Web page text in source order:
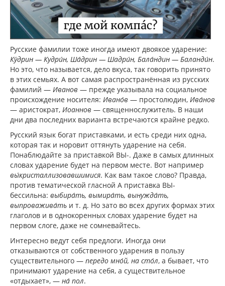
Русские фамилии тоже иногда имеют двоякое ударение:
Ку́дрин — Кудри́н, Ша́дрин — Шадри́н, Бала́ндин — Баланди́н.
Но это, что называется, дело вкуса, так говорить принято
в этих семьях. А вот самая распространённая из русских
фамилий — Иванов — прежде указывала на социальное
происхождение носителя: Ивано́в — простолюдин, Ива́нов
— аристократ, Иоаннов — священнослужитель. В наши
дни два последних варианта встречаются крайне редко.
Русский язык богат приставками, и есть среди них одна,
которая так и норовит оттянуть ударение на себя.
Понаблюдайте за приставкой ВЫ-. Даже в самых длинных
словах ударение будет на первом месте. Вот например
вы́кристаллизовавшимися. Как вам такое слово? Правда,
против тематической гласной А приставка ВЫ-
бессильна: выбира́ть, вымира́ть, вынужда́ть,
выпроважива́ть и т. д. Но зато во всех других формах этих
глаголов и в однокоренных словах ударение будет на
первом слоге, даже не сомневайтесь.
Интересно ведут себя предлоги. Иногда они
отказываются от собственного ударения в пользу
существительного — передо мно́й, на сто́л, а бывает, что
принимают ударение на себя, а существительное
«отдыхает», — на́ пол.